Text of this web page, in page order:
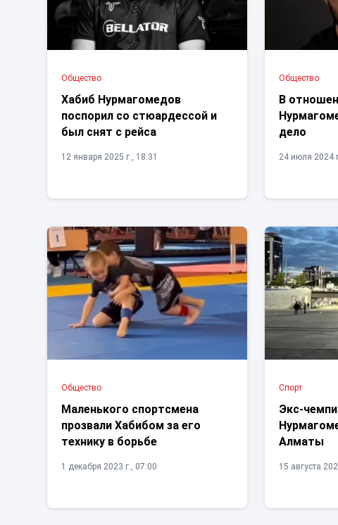
Общество
Хабиб Нурмагомедов
поспорил со стюардессой и
был снят с рейса
12 января 2025 г., 18:31
Общество
В
дело
24 июля 2024
Общество
Маленького спортсмена
прозвали Хабибом за его
технику в борьбе
1 декабря 2023 г., 07:00
Спорт
Экс-
Алматы
15 августа